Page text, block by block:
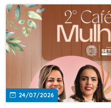
fundador da empresa Seu
AQUI
24/07/2026